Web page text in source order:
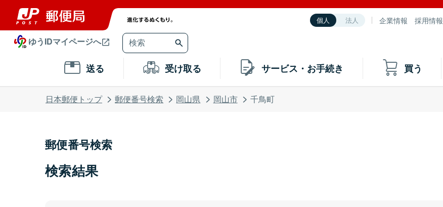
個人 法人 企業情報 採用情報
ゆうIDマイページへ
送る 受け取る サービス・お手続き 買う
日本郵便トップ 郵便番号検索 岡山県 岡山市 千鳥町
郵便番号検索
検索結果